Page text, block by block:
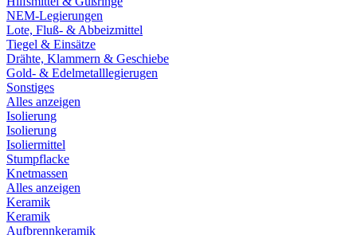
NEM-Legierungen
Lote, Fluß- & Abbeizmittel
Tiegel & Einsätze
Drähte, Klammern & Geschiebe
Gold- & Edelmetalllegierugen
Sonstiges
Alles anzeigen
Isolierung
Isolierung
Isoliermittel
Stumpflacke
Knetmassen
Alles anzeigen
Keramik
Keramik
Aufbrennkeramik